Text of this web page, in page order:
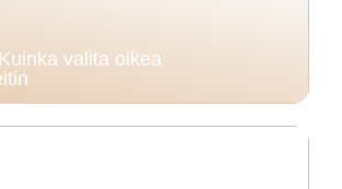
valita oikea